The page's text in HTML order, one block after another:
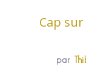
Cap
par